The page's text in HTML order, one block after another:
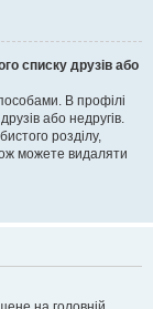
списку друзів або
В профілі
або недругів.
розділу,
можете видаляти